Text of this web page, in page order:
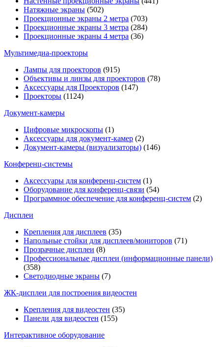
Натяжные экраны (502)
Проекционные экраны 2 метра (703)
Проекционные экраны 3 метра (284)
Проекционные экраны 4 метра (36)
Мультимедиa-проекторы
Лампы для проекторов (915)
Объективы и линзы для проекторов (78)
Аксессуары для Проекторов (147)
Проекторы (1124)
Документ-камеры
Цифровые микроскопы (1)
Аксессуары для документ-камер (2)
Документ-камеры (визуализаторы) (146)
Конференц-системы
Аксессуары для конференц-систем (1)
Оборудование для конференц-связи (54)
Программное обеспечение для конференц-систем (2)
Дисплеи
Крепления для дисплеев (35)
Напольные стойки для дисплеев/мониторов (71)
Прозрачные дисплеи (8)
Профессиональные дисплеи (информационные панели)
(358)
Светодиодные экраны (7)
ЖК-дисплеи для построения видеостен
Крепления для видеостен (35)
Панели для видеостен (155)
Интерактивное оборудование